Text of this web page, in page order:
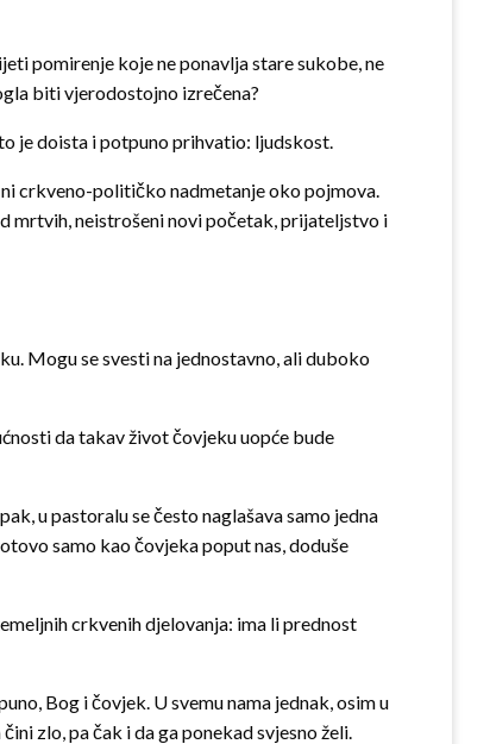
pomirenje koje ne ponavlja stare sukobe, ne
biti vjerodostojno izrečena?
je doista i potpuno prihvatio: ljudskost.
crkveno-političko nadmetanje oko pojmova.
mrtvih, neistrošeni novi početak, prijateljstvo i
Mogu se svesti na jednostavno, ali duboko
da takav život čovjeku uopće bude
u pastoralu se često naglašava samo jedna
samo kao čovjeka poput nas, doduše
crkvenih djelovanja: ima li prednost
Bog i čovjek. U svemu nama jednak, osim u
zlo, pa čak i da ga ponekad svjesno želi.